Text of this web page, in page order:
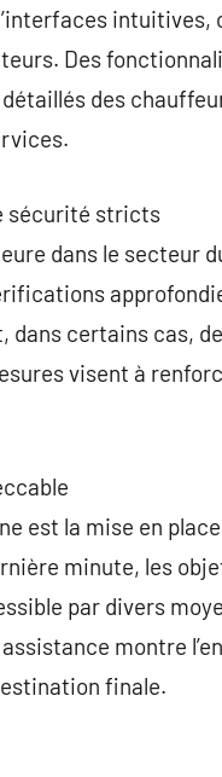
intuitives,
Des
des
sécurité stricts
dans le secteur
certains cas,
visent à
est la mise en
minute, les
par divers
montre
finale.